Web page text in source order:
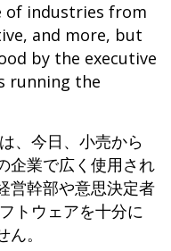
of industries from
and more, but
by the executive
running the
、今日、小売から
企業で広く使用され
営幹部や意思決定者
トウェアを十分に
。